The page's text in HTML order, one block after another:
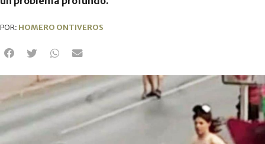
POR: HOMERO ONTIVEROS